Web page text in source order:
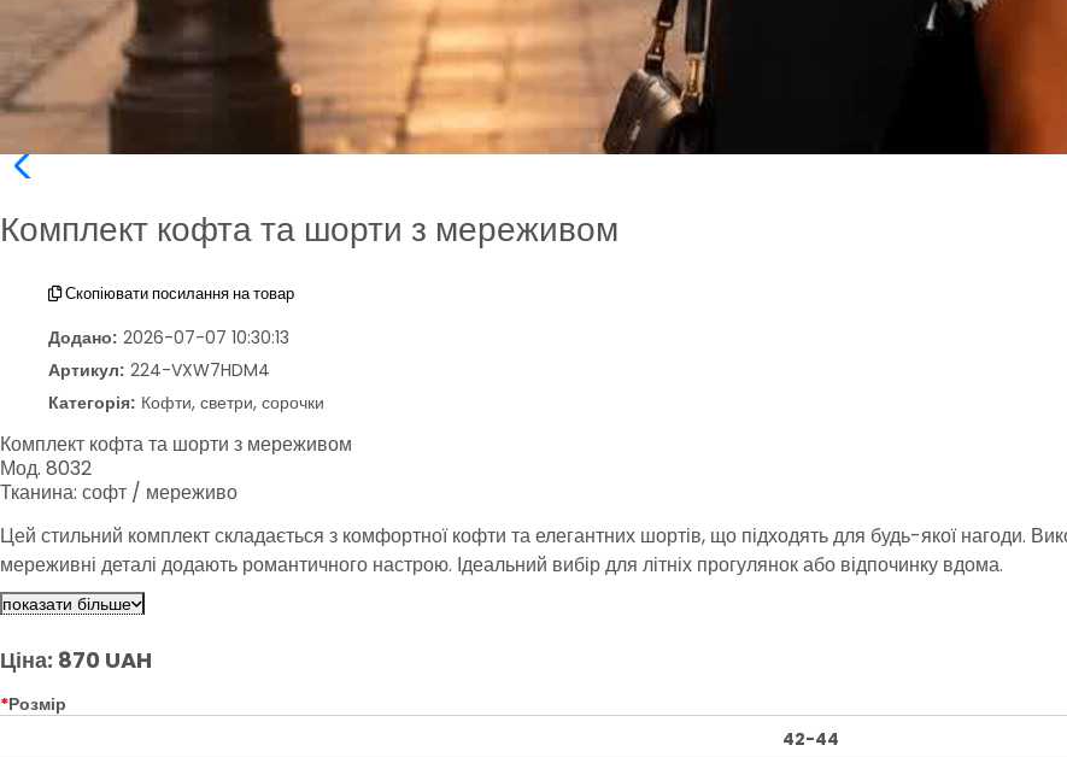
Комплект кофта та шорти з мереживом
Скопіювати посилання на товар
Додано: 2026-07-07 10:30:13
Артикул: 224-VXW7HDM4
Категорія: Кофти, светри, сорочки
Комплект кофта та шорти з мереживом
Мод. 8032
Тканина: софт / мереживо
Цей стильний комплект складається з комфортної кофти та елегантних шортів, що підходять для будь-якої нагоди.
мереживні деталі додають романтичного настрою. Ідеальний вибір для літніх прогулянок або відпочинку вдома.
показати більше
Ціна: 870 UAH
*Розмір
42-44